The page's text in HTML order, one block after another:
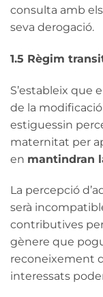
consulta amb
seva derogació.
1.5 Règim
S’estableix que
de la modificació
estiguessin
maternitat per
en mantindran
La percepció
serà
contributives
gènere que
reconeixement
interessats